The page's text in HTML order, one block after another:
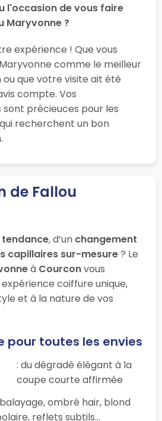
l'occasion de vous faire
Maryvonne ?
expérience ! Que vous
comme le meilleur
que votre visite ait été
compte. Vos
précieuces pour les
recherchent un bon
de Fallou
, d’un changement
capillaires sur-mesure? Le
à Courconvous
coiffure unique,
et à la nature de vos
pour toutes les envies
: du dégradé élégant à la
coupe courte affirmée
ombré hair, blond
reflets subtils…